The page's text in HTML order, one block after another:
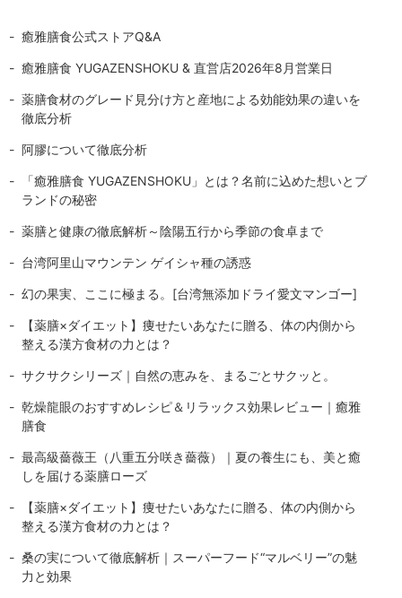
癒雅膳食公式ストアQ&A
癒雅膳食 YUGAZENSHOKU & 直営店2026年8月営業日
薬膳食材のグレード見分け方と産地による効能効果の違いを
徹底分析
阿膠について徹底分析
「癒雅膳食 YUGAZENSHOKU」とは？名前に込めた想いとブ
ランドの秘密
薬膳と健康の徹底解析～陰陽五行から季節の食卓まで
台湾阿里山マウンテン ゲイシャ種の誘惑
幻の果実、ここに極まる。[台湾無添加ドライ愛文マンゴー]
【薬膳×ダイエット】痩せたいあなたに贈る、体の内側から
整える漢方食材の力とは？
サクサクシリーズ｜自然の恵みを、まるごとサクッと。
乾燥龍眼のおすすめレシピ＆リラックス効果レビュー｜癒雅
膳食
最高級薔薇王（八重五分咲き薔薇）｜夏の養生にも、美と癒
しを届ける薬膳ローズ
【薬膳×ダイエット】痩せたいあなたに贈る、体の内側から
整える漢方食材の力とは？
桑の実について徹底解析｜スーパーフード“マルベリー”の魅
力と効果